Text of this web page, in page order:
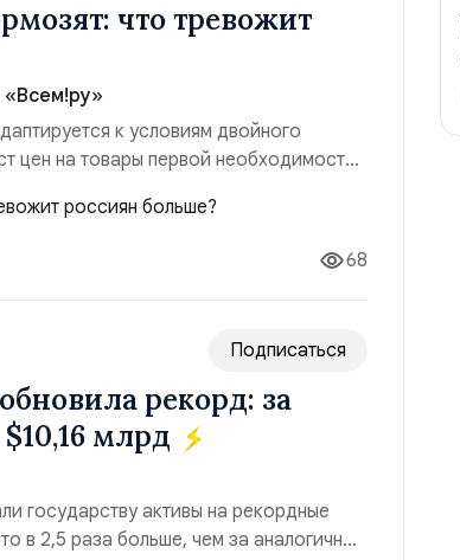
что тревожит
«Всем!ру»
к условиям двойного
цен на товары первой необходимости,
А с другой – технологическая
блокировки сайтов, необходимость
этого бье...
68
Подписаться
рекорд: за
млрд
государству активы на рекордные
в 2,5 раза больше, чем за аналогичный